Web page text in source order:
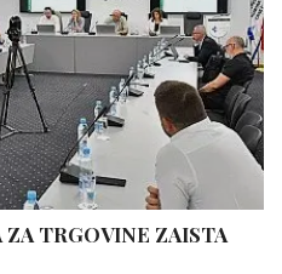
ZA TRGOVINE ZAISTA